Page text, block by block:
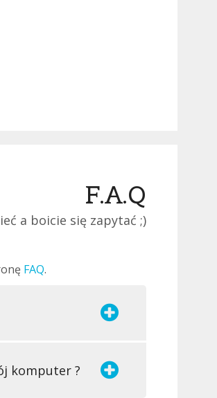
F.A.Q
a boicie się zapytać ;)
FAQ.
komputer ?